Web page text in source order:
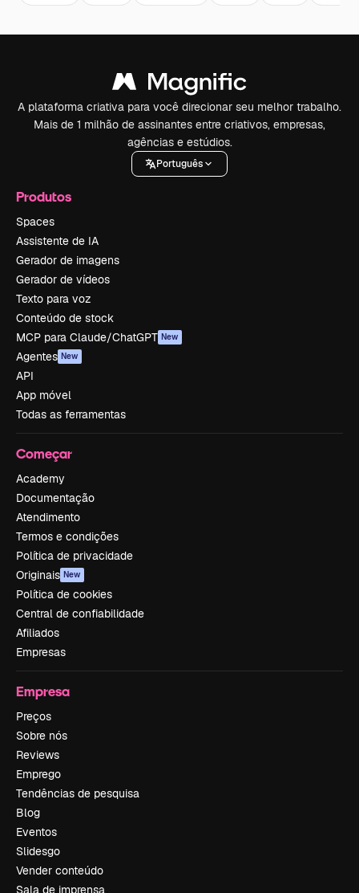
A plataforma criativa para você direcionar seu melhor trabalho.
Mais de 1 milhão de assinantes entre criativos, empresas,
agências e estúdios.
Português
Produtos
Spaces
Assistente de IA
Gerador de imagens
Gerador de vídeos
Texto para voz
Conteúdo de stock
MCP para Claude/ChatGPT New
Agentes New
API
App móvel
Todas as ferramentas
Começar
Academy
Documentação
Atendimento
Termos e condições
Política de privacidade
Originais New
Política de cookies
Central de confiabilidade
Afiliados
Empresas
Empresa
Preços
Sobre nós
Reviews
Emprego
Tendências de pesquisa
Blog
Eventos
Slidesgo
Vender conteúdo
Sala de imprensa